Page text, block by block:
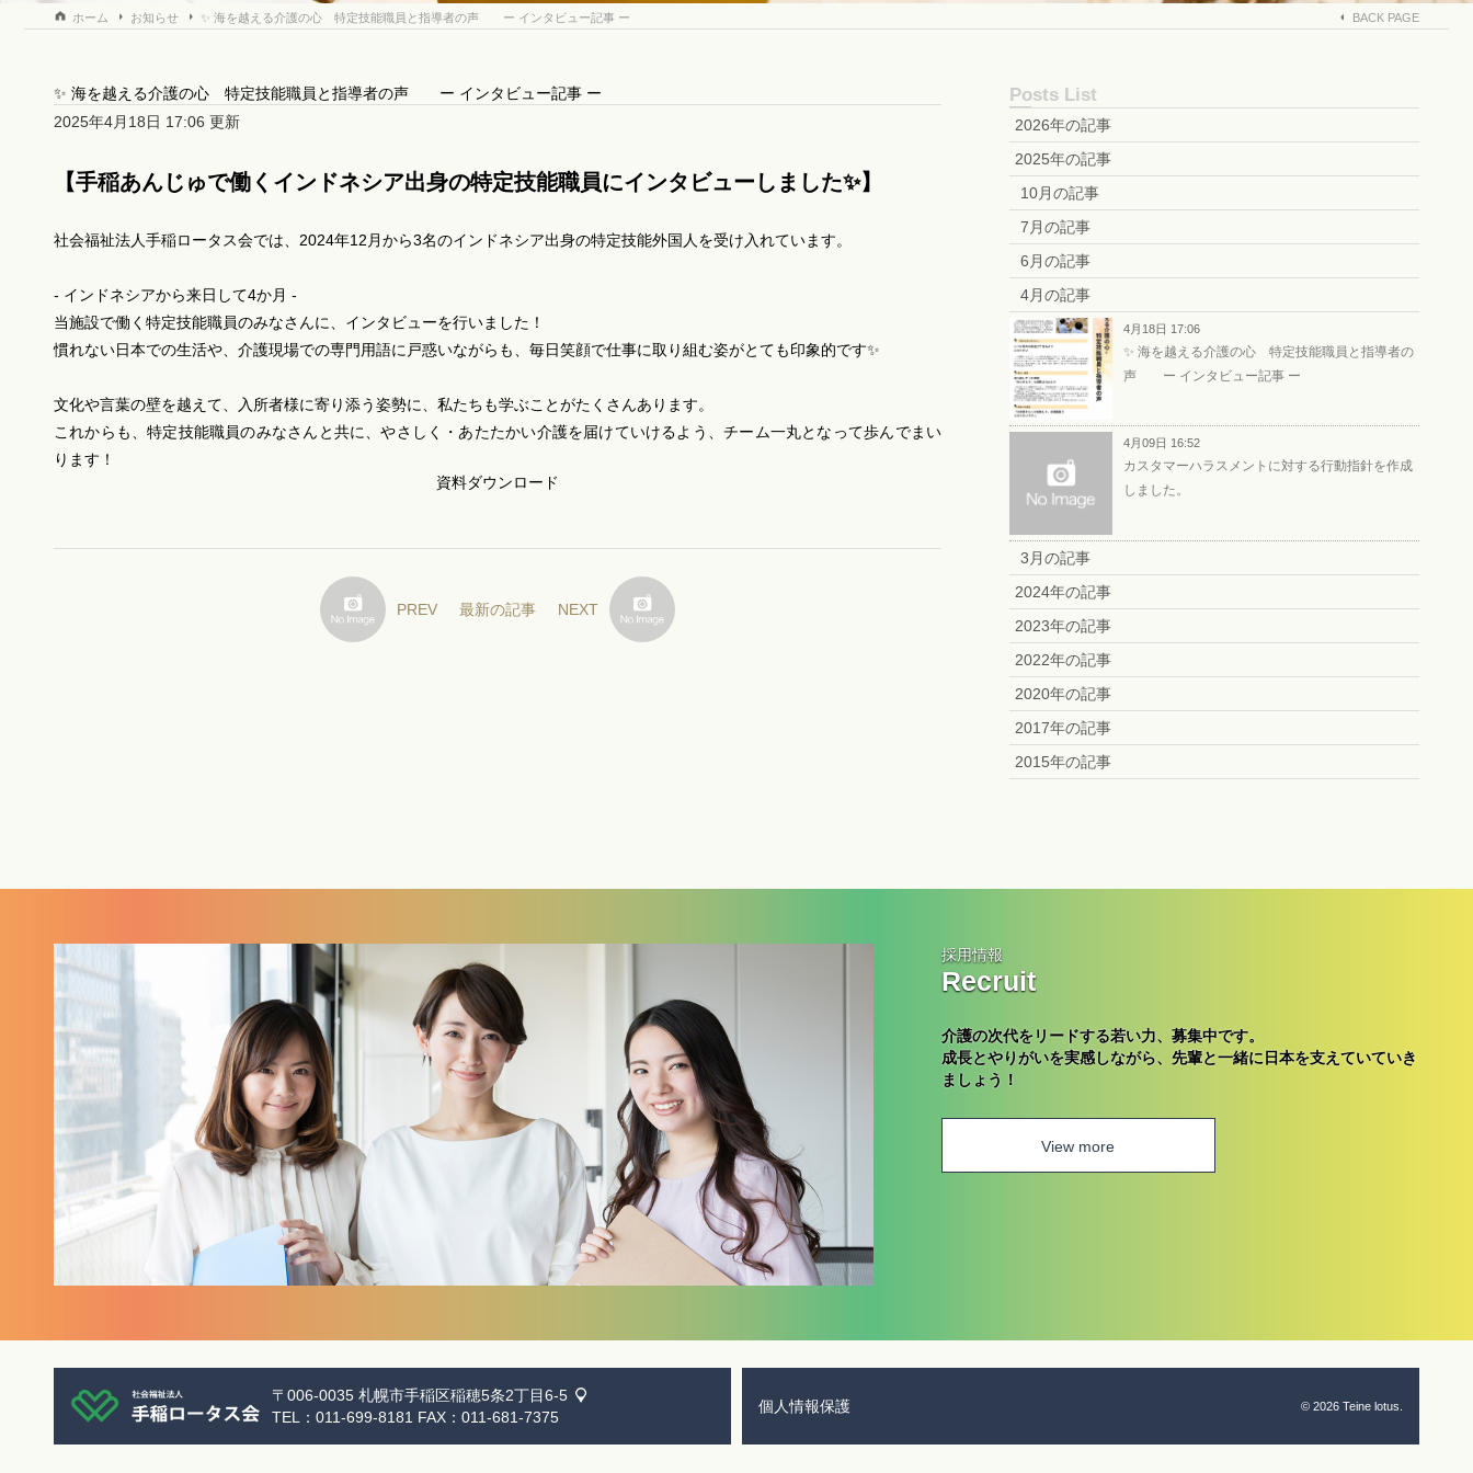
ホーム お知らせ BACK PAGE
✨ 海を越える介護の心 特定技能職員と指導者の声 ー インタビュー記事 ー
✨ 海を越える介護の心 特定技能職員と指導者の声 ー インタビュー記事 ー
2025年4月18日 17:06 更新
【手稲あんじゅで働くインドネシア出身の特定技能職員にインタビューしました✨】
社会福祉法人手稲ロータス会では、2024年12月から3名のインドネシア出身の特定技能外国人を受け入れています。
- インドネシアから来日して4か月 -
当施設で働く特定技能職員のみなさんに、インタビューを行いました！
慣れない日本での生活や、介護現場での専門用語に戸惑いながらも、毎日笑顔で仕事に取り組む姿がとても印象的です✨
文化や言葉の壁を越えて、入所者様に寄り添う姿勢に、私たちも学ぶことがたくさんあります。
これからも、特定技能職員のみなさんと共に、やさしく・あたたかい介護を届けていけるよう、チーム一丸となって歩んでまい
ります！
資料ダウンロード
PREV 最新の記事 NEXT
Posts List
2026年の記事
2025年の記事
10月の記事
7月の記事
6月の記事
4月の記事
4月18日 17:06
✨ 海を越える介護の心 特定技能職員と指導者の
声 ー インタビュー記事 ー
4月09日 16:52
カスタマーハラスメントに対する行動指針を作成
しました。
3月の記事
2024年の記事
2023年の記事
2022年の記事
2020年の記事
2017年の記事
2015年の記事
採用情報
Recruit
介護の次代をリードする若い力、募集中です。
成長とやりがいを実感しながら、先輩と一緒に日本を支えていていき
ましょう！
View more
〒006-0035札幌市手稲区稲穂5条2丁目6-5
TEL：011-699-8181 FAX：011-681-7375
個人情報保護 © 2026 Teine lotus.